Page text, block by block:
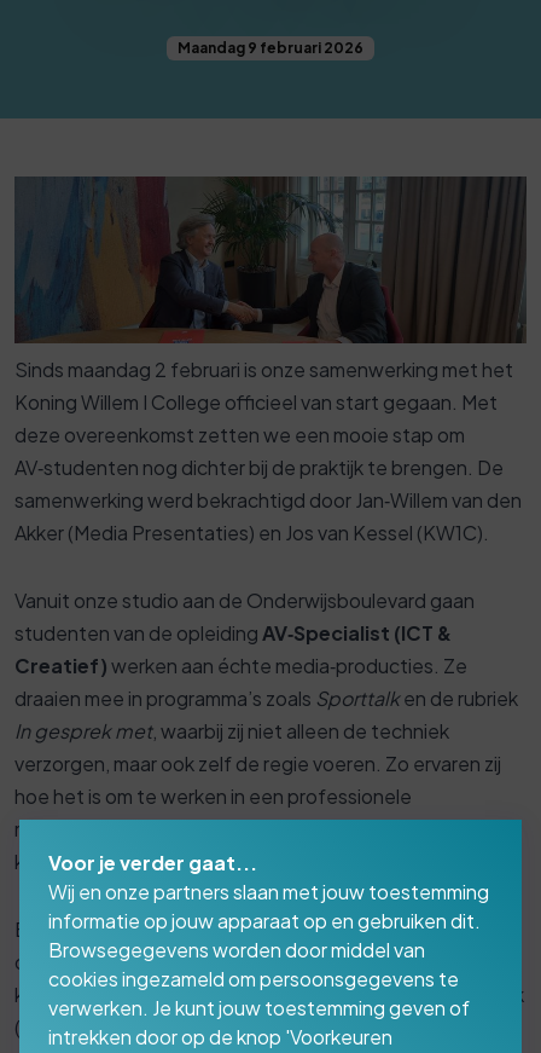
Maandag 9 februari 2026
Sinds maandag 2 februari is onze samenwerking met het
Koning Willem I College officieel van start gegaan. Met
deze overeenkomst zetten we een mooie stap om
AV‑studenten nog dichter bij de praktijk te brengen. De
samenwerking werd bekrachtigd door Jan‑Willem van den
Akker (Media Presentaties) en Jos van Kessel (KW1C).
Vanuit onze studio aan de Onderwijsboulevard gaan
studenten van de opleiding AV‑Specialist (ICT &
Creatief)werken aan échte media‑producties. Ze
draaien mee in programma’s zoals Sporttalken de rubriek
In gesprek met, waarbij zij niet alleen de techniek
verzorgen, maar ook zelf de regie voeren. Zo ervaren zij
hoe het is om te werken in een professionele
mediaomgeving, met echte deadlines en
kwaliteitsnormen.
Bij Media Presentaties geloven we sterk in leren door te
doen. Daarom zijn we trots dat we onze moderne studio
kunnen inzetten om studenten te laten groeien in hun vak
(volledig hands on), volledig in control.
Voor je verder gaat...
Wij en onze partners slaan met jouw toestemming
informatie op jouw apparaat op en gebruiken dit.
Browsegegevens worden door middel van
cookies ingezameld om persoonsgegevens te
verwerken. Je kunt jouw toestemming geven of
intrekken door op de knop 'Voorkeuren